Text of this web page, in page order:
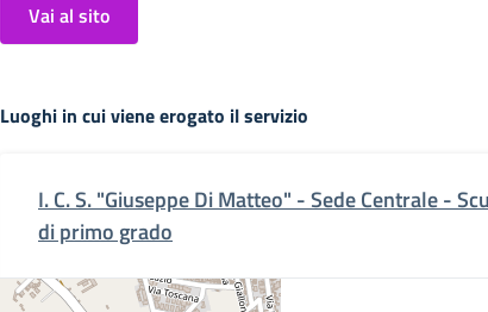
Vai al sito
Luoghi in cui viene erogato il servizio
I. C. S. "Giuseppe Di Matteo" - Sede Centrale -
di primo grado